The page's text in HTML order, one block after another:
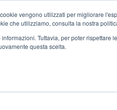
vengono utilizzati per migliorare
che utilizziamo, consulta la nostra
Tuttavia, per poter rispettare
questa scelta.